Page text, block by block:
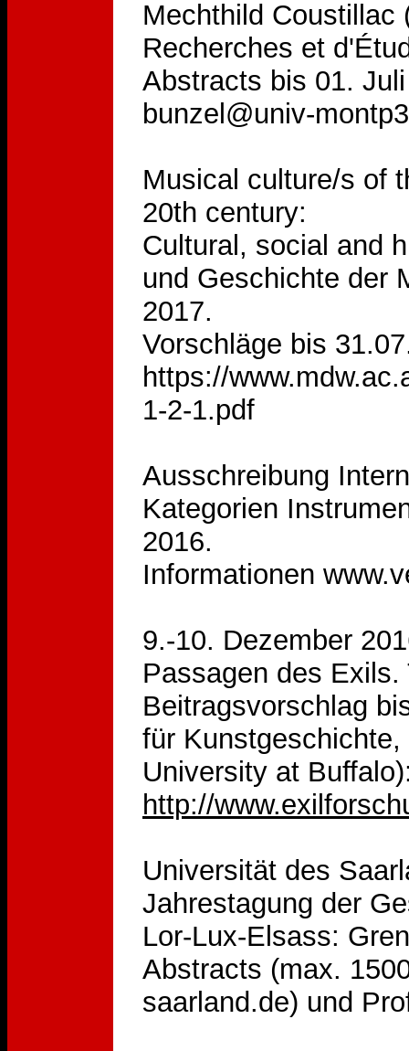
Mechthild Coustillac
Recherches et
Abstracts bis 01.
bunzel@univ-
Musical culture/s of
20th century:
Cultural, social and
und Geschichte der
2017.
Vorschläge bis
https://
1-2-1.pdf
Ausschreibung
Kategorien
2016.
Informationen
9.-10. Dezember
Passagen des
Beitragsvorschlag
für
University at
http://
Universität des
Jahrestagung der
Lor-Lux-Elsass:
Abstracts (max.
saarland.de) und